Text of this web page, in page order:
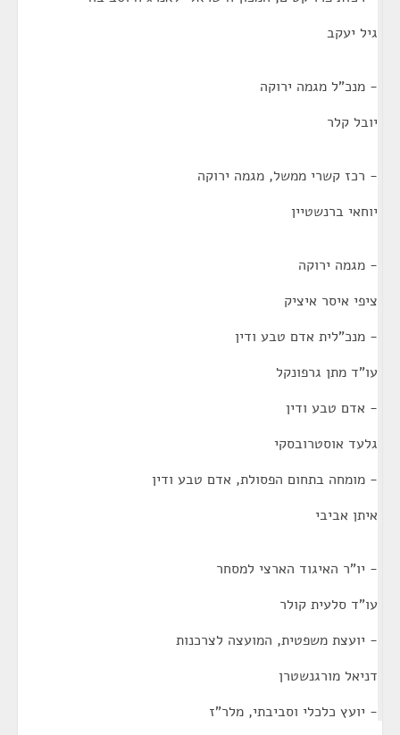
גיל יעקב
- מנכ"ל מגמה ירוקה
יובל קלר
- רכז קשרי ממשל, מגמה ירוקה
יוחאי ברנשטיין
- מגמה ירוקה
ציפי איסר איציק
- מנכ"לית אדם טבע ודין
עו"ד מתן גרפונקל
- אדם טבע ודין
גלעד אוסטרובסקי
- מומחה בתחום הפסולת, אדם טבע ודין
איתן אביבי
- יו"ר האיגוד הארצי למסחר
עו"ד סלעית קולר
- יועצת משפטית, המועצה לצרכנות
דניאל מורגנשטרן
- יועץ כלכלי וסביבתי, מלר"ז